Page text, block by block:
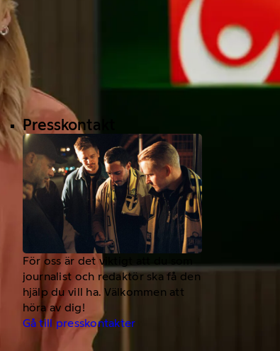
Presskontakt
För oss är det viktigt att du som
journalist och redaktör ska få den
hjälp du vill ha. Välkommen att
höra av dig!
Gå till presskontakter